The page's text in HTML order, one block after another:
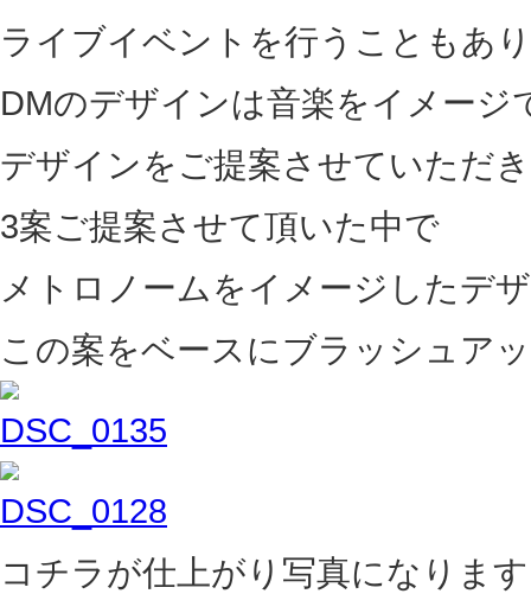
ライブイベントを行うこともあり
DMのデザインは音楽をイメージ
デザインをご提案させていただ
3案ご提案させて頂いた中で
メトロノームをイメージしたデ
この案をベースにブラッシュア
コチラが仕上がり写真になりま